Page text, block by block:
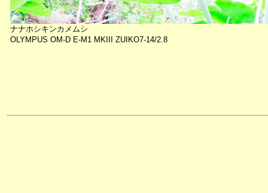
ナナホシキンカメムシ
OLYMPUS OM-D E-M1 MKIII ZUIKO7-14/2.8